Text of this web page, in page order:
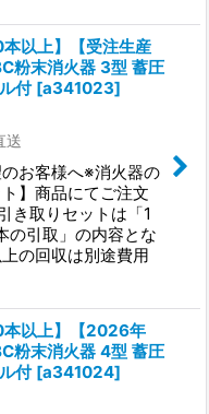
本以上】【受注生産
粉末消火器 3型 蓄圧
付 [a341023]
送
お客様へ※消火器の
】商品にてご注文
き取りセットは「1
の引取」の内容とな
の回収は別途費用
本以上】【2026年
粉末消火器 4型 蓄圧
付 [a341024]